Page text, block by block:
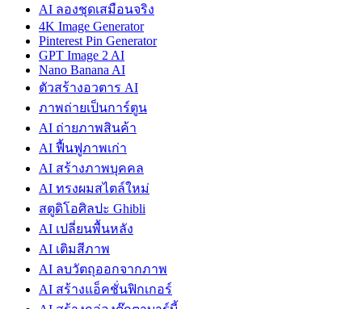
AI ลองชุดเสมือนจริง
4K Image Generator
Pinterest Pin Generator
GPT Image 2 AI
Nano Banana AI
ตัวสร้างอวตาร AI
ภาพถ่ายเป็นการ์ตูน
AI ถ่ายภาพสินค้า
AI ฟื้นฟูภาพเก่า
AI สร้างภาพบุคคล
AI ทรงผมสไตล์ใหม่
สตูดิโอศิลปะ Ghibli
AI เปลี่ยนพื้นหลัง
AI เติมสีภาพ
AI ลบวัตถุออกจากภาพ
AI สร้างแอ็คชั่นฟิกเกอร์